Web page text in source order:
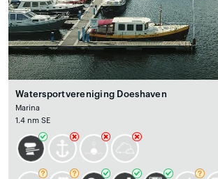
Watersportvereniging Doeshaven
Marina
1.4 nm SE